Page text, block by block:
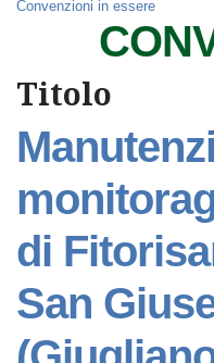
Convenzioni in essere
Titolo
di
San